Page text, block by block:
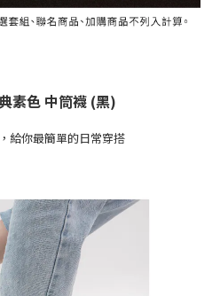
素色 中筒襪 (黑)
給你最簡單的日常穿搭